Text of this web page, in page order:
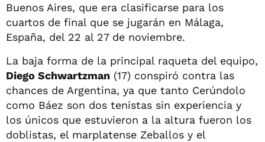
Buenos Aires, que era clasificarse para los
cuartos de final que se jugarán en Málaga,
España, del 22 al 27 de noviembre.
La baja forma de la principal raqueta del equipo,
Diego Schwartzman (17) conspiró contra las
chances de Argentina, ya que tanto Cerúndolo
como Báez son dos tenistas sin experiencia y
los únicos que estuvieron a la altura fueron los
doblistas, el marplatense Zeballos y el